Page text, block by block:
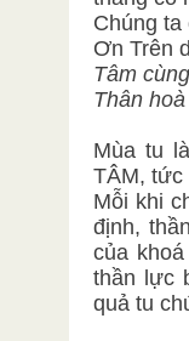
Chúng
Ơn Trên
Tâm
Thân
Mùa tu
TÂM, tức
Mỗi khi
định,
của
thần lực
quả tu